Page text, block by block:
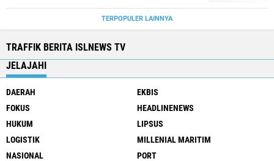
TERPOPULER LAINNYA
TRAFFIK BERITA ISLNEWS TV
JELAJAHI
DAERAH
EKBIS
FOKUS
HEADLINENEWS
HUKUM
LIPSUS
LOGISTIK
MILLENIAL MARITIM
NASIONAL
PORT